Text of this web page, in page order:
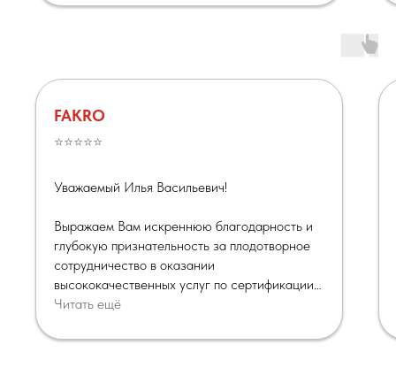
нашей продукции.
нуждам заказчика, ответственность и
пунктуальность персонала.
Наша компания высоко оценивает результаты
«Комплексная Безопасность» и будет рада
FAKRO
⭐⭐⭐⭐⭐
Уважаемый Илья Васильевич!
Выражаем Вам искреннюю благодарность и
глубокую признательность за плодотворное
сотрудничество в оказании
высококачественных услуг по сертификации.
подход, оперативность принятия решений и
Читать ещё